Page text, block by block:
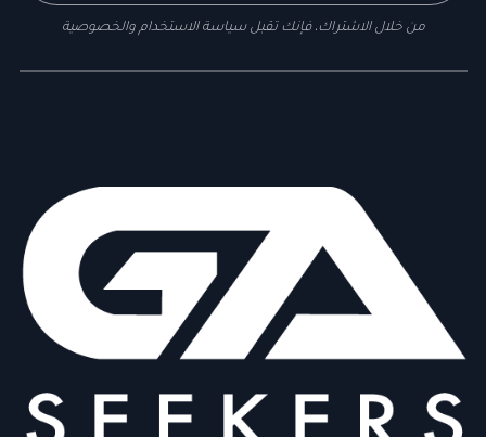
من خلال الاشتراك، فإنك تقبل سياسة الاستخدام والخصوصية